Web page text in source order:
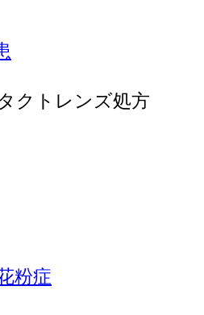
クトレンズ処方
粉症